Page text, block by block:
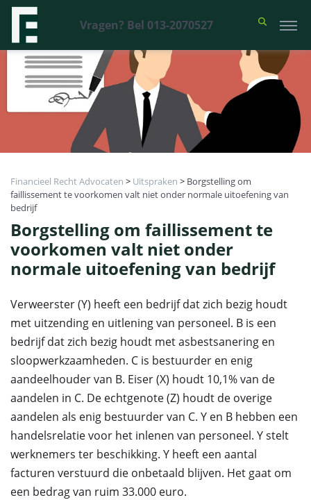
Vragen? Bel 013-2070527
Financieel Recht Advocaten > Uitspraken > Borgstelling om
faillissement te voorkomen valt niet onder normale uitoefening van
bedrijf
Borgstelling om faillissement te
voorkomen valt niet onder
normale uitoefening van bedrijf
Verweerster (Y) heeft een bedrijf dat zich bezig houdt
met uitzending en uitlening van personeel. B is een
bedrijf dat zich bezig houdt met asbestsanering en
sloopwerkzaamheden. C is bestuurder en enig
aandeelhouder van B. Eiser (X) houdt 10,1% van de
aandelen in C. De echtgenote (Z) houdt de overige
aandelen als enig bestuurder van C. Y en B hebben een
handelsrelatie voor het inlenen van personeel. Y stelt
werknemers ter beschikking. Y heeft een aantal
facturen verstuurd die onbetaald blijven. Het gaat om
een bedrag van ruim 33.000 euro.